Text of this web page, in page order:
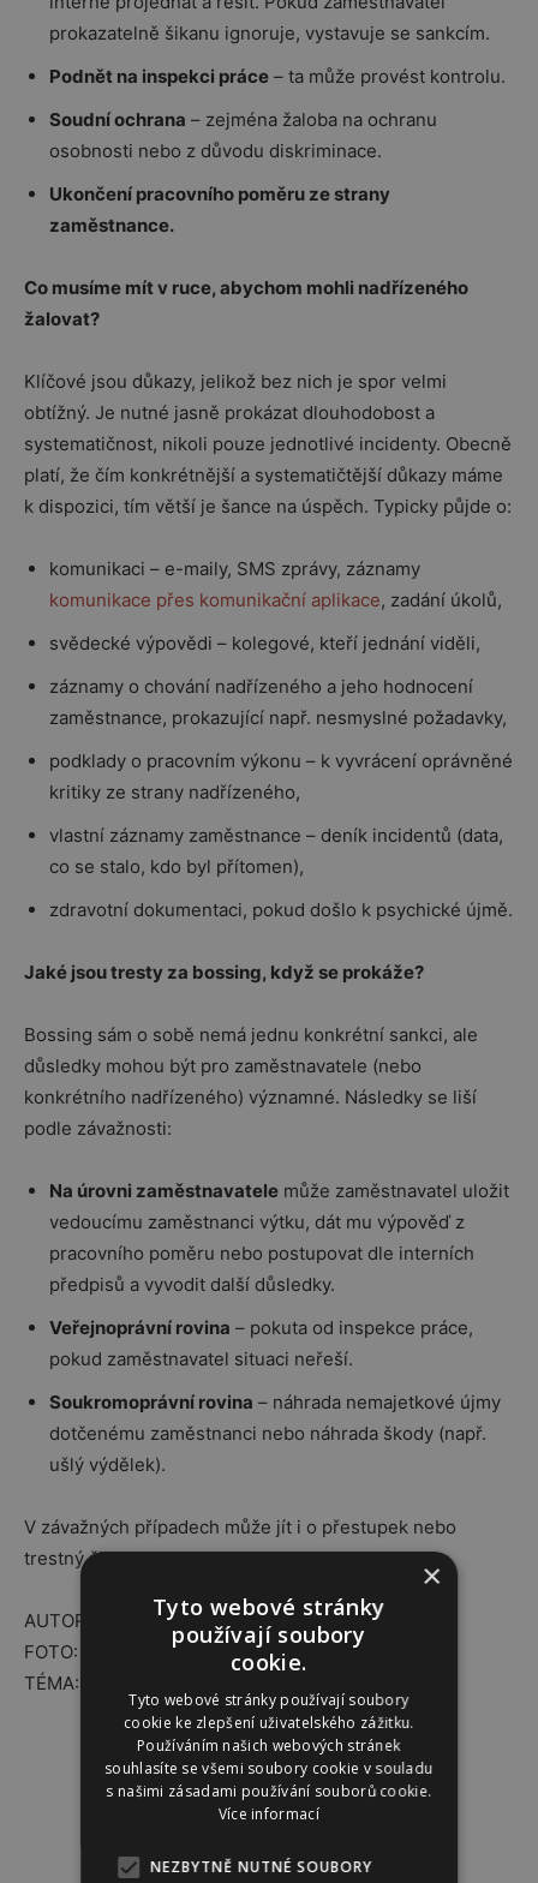
prokazatelně šikanu ignoruje, vystavuje se sankcím.
Podnět na inspekci práce – ta může provést kontrolu.
Soudní ochrana – zejména žaloba na ochranu
osobnosti nebo z důvodu diskriminace.
Ukončení pracovního poměru ze strany
zaměstnance.
Co musíme mít v ruce, abychom mohli nadřízeného
žalovat?
Klíčové jsou důkazy, jelikož bez nich je spor velmi
obtížný. Je nutné jasně prokázat dlouhodobost a
systematičnost, nikoli pouze jednotlivé incidenty. Obecně
platí, že čím konkrétnější a systematičtější důkazy máme
k dispozici, tím větší je šance na úspěch. Typicky půjde o:
komunikaci – e-maily, SMS zprávy, záznamy
komunikace přes komunikační aplikace, zadání úkolů,
svědecké výpovědi – kolegové, kteří jednání viděli,
záznamy o chování nadřízeného a jeho hodnocení
zaměstnance, prokazující např. nesmyslné požadavky,
podklady o pracovním výkonu – k vyvrácení oprávněné
kritiky ze strany nadřízeného,
vlastní záznamy zaměstnance – deník incidentů (data,
co se stalo, kdo byl přítomen),
zdravotní dokumentaci, pokud došlo k psychické újmě.
Jaké jsou tresty za bossing, když se prokáže?
Bossing sám o sobě nemá jednu konkrétní sankci, ale
důsledky mohou být pro zaměstnavatele (nebo
konkrétního nadřízeného) významné. Následky se liší
podle závažnosti:
Na úrovni zaměstnavatele může zaměstnavatel uložit
vedoucímu zaměstnanci výtku, dát mu výpověď z
pracovního poměru nebo postupovat dle interních
předpisů a vyvodit další důsledky.
Veřejnoprávní rovina – pokuta od inspekce práce,
pokud zaměstnavatel situaci neřeší.
Soukromoprávní rovina – náhrada nemajetkové újmy
dotčenému zaměstnanci nebo náhrada škody (např.
ušlý výdělek).
V závažných případech může jít i o přestupek nebo
trestný čin.
AUTOR: LUCIE ŠALÉOVÁ
FOTO: VYGENEROVÁNO PŘES AI
TÉMA:
Reklama
×
Tyto webové stránky
používají soubory
cookie.
Tyto webové stránky používají soubory
cookie ke zlepšení uživatelského zážitku.
Používáním našich webových stránek
souhlasíte se všemi soubory cookie v souladu
s našimi zásadami používání souborů cookie.
Více informací
NEZBYTNĚ NUTNÉ SOUBORY